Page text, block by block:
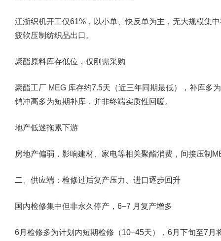
江浙织机开工仅61%，以小单、快反单为主，无大规模集
疲软压制纺织品出口。
聚酯原料库存低位，仅刚需采购
聚酯工厂 MEG 库存约7.5天（近三年同期最低），补库多
销冲高多为短期补库，并非终端实质性回暖。
地产低迷拖累下游
房地产偏弱，影响建材、家电等相关聚酯消费，间接压制
二、供应端：检修过后复产压力、进口逐步回升
国内检修集中但非永久停产，6–7 月复产增多
6月检修多为计划内短期检修（10–45天），6月下旬至7